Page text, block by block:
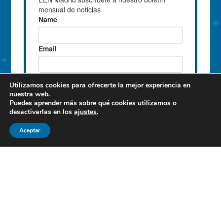
Utilizamos cookies para ofrecerte la mejor experiencia en
nuestra web.
Puedes aprender más sobre qué cookies utilizamos o
desactivarlas en los ajustes.
Aceptar